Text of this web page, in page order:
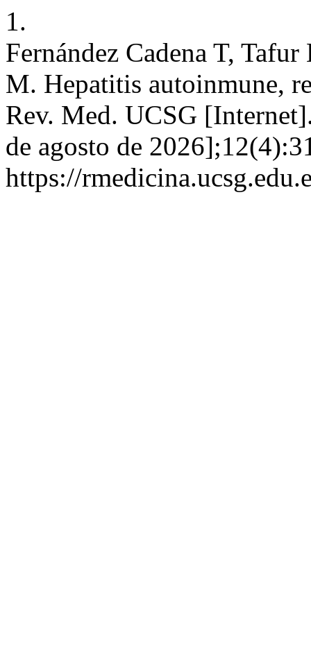
1.
Fernández Cadena T,
M. Hepatitis autoinmune,
Rev. Med. UCSG
de agosto de
https://